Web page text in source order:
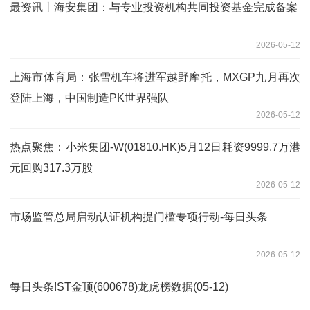
最资讯丨海安集团：与专业投资机构共同投资基金完成备案
2026-05-12
上海市体育局：张雪机车将进军越野摩托，MXGP九月再次
登陆上海，中国制造PK世界强队
2026-05-12
热点聚焦：小米集团-W(01810.HK)5月12日耗资9999.7万港
元回购317.3万股
2026-05-12
市场监管总局启动认证机构提门槛专项行动-每日头条
2026-05-12
每日头条!ST金顶(600678)龙虎榜数据(05-12)